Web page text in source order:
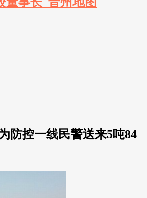
防控一线民警送来5吨84